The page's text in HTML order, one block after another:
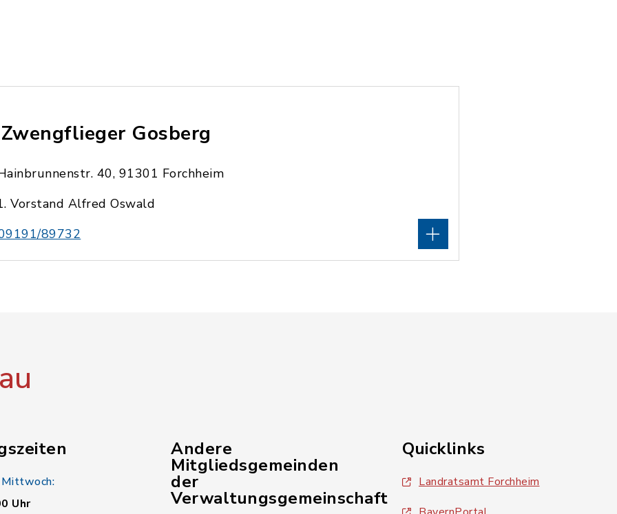
Gosberg
40, 91301 Forchheim
Vorstand Alfred Oswald
89732
Uhr
Andere
Mitgliedsgemeinden
der
Verwaltungsgemeinschaft
Quicklinks
Landratsamt Forchheim